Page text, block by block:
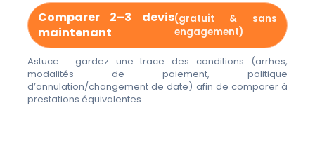
Comparer 2–3 devis
maintenant
(gratuit & sans
engagement)
Astuce : gardez une trace des conditions (arrhes,
modalités de paiement, politique
d’annulation/changement de date) afin de comparer à
prestations équivalentes.